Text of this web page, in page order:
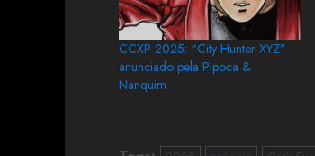
CCXP 2025: “City Hunter XYZ”
anunciado pela Pipoca &
Nanquim